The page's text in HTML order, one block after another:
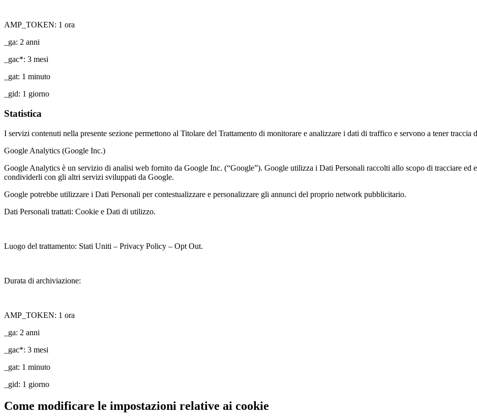
AMP_TOKEN: 1 ora
_ga: 2 anni
_gac*: 3 mesi
_gat: 1 minuto
_gid: 1 giorno
Statistica
I servizi contenuti nella presente sezione permettono al Titolare del Trattamento di monitorare e analizzare i dati di traffico e servono a tener traccia
Google Analytics (Google Inc.)
Google Analytics è un servizio di analisi web fornito da Google Inc. (“Google”). Google utilizza i Dati Personali raccolti allo scopo di tracciare ed
condividerli con gli altri servizi sviluppati da Google.
Google potrebbe utilizzare i Dati Personali per contestualizzare e personalizzare gli annunci del proprio network pubblicitario.
Dati Personali trattati: Cookie e Dati di utilizzo.
Luogo del trattamento: Stati Uniti – Privacy Policy – Opt Out.
Durata di archiviazione:
AMP_TOKEN: 1 ora
_ga: 2 anni
_gac*: 3 mesi
_gat: 1 minuto
_gid: 1 giorno
Come modificare le impostazioni relative ai cookie